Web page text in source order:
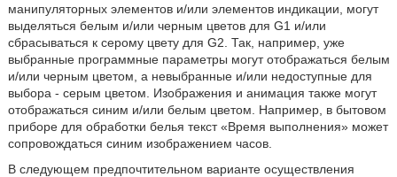
манипуляторных элементов и/или элементов индикации, могут
выделяться белым и/или черным цветов для G1 и/или
сбрасываться к серому цвету для G2. Так, например, уже
выбранные программные параметры могут отображаться белым
и/или черным цветом, а невыбранные и/или недоступные для
выбора - серым цветом. Изображения и анимация также могут
отображаться синим и/или белым цветом. Например, в бытовом
приборе для обработки белья текст «Время выполнения» может
сопровождаться синим изображением часов.
В следующем предпочтительном варианте осуществления